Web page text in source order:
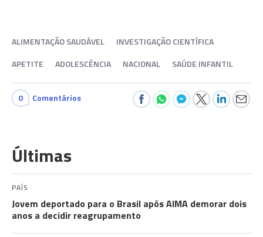
ALIMENTAÇÃO SAUDÁVEL
INVESTIGAÇÃO CIENTÍFICA
APETITE
ADOLESCÊNCIA NACIONAL SAÚDE INFANTIL
0 Comentários
Últimas
PAÍS
Jovem deportado para o Brasil após AIMA demorar dois
anos a decidir reagrupamento